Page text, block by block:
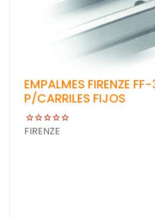
EMPALMES FIRENZE
P/CARRILES FIJOS
FIRENZE